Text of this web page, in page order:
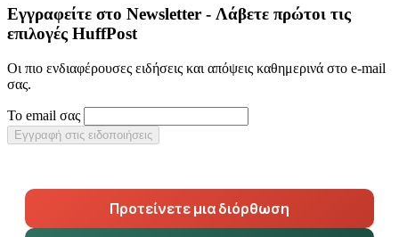
Εγγραφείτε στο Newsletter - Λάβετε πρώτοι τις
επιλογές HuffPost
Οι πιο ενδιαφέρουσες ειδήσεις και απόψεις καθημερινά στο e-mail
σας.
Το email σας
Εγγραφή στις ειδοποιήσεις
Προτείνετε μια διόρθωση